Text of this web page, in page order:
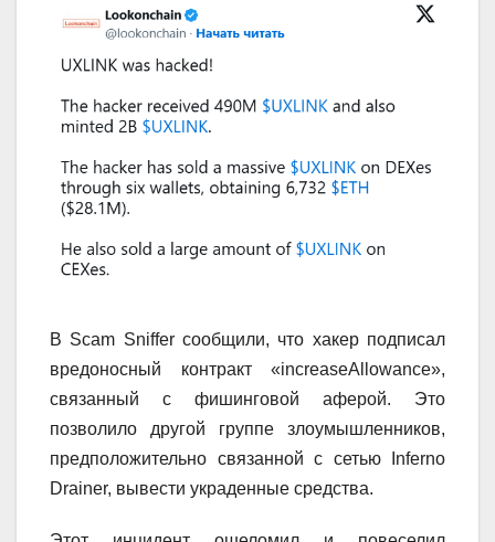
В Scam Sniffer сообщили, что хакер подписал
вредоносный контракт «increaseAllowance»,
связанный с фишинговой аферой. Это
позволило другой группе злоумышленников,
предположительно связанной с сетью Inferno
Drainer, вывести украденные средства.